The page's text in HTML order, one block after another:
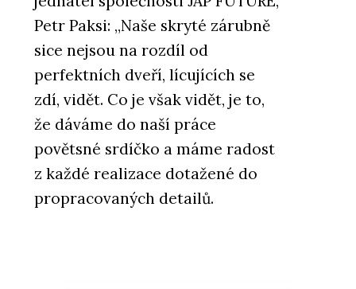
Petr Paksi: „Naše skryté zárubně
sice nejsou na rozdíl od
perfektních dveří, lícujících se
zdí, vidět. Co je však vidět, je to,
že dáváme do naší práce
povětsné srdíčko a máme radost
z každé realizace dotažené do
propracovaných detailů.